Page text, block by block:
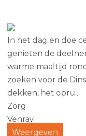
In het dag en doe
genieten de
warme maaltijd
zoeken voor de
dekken, het opru...
Zorg
Venray
Weergeven